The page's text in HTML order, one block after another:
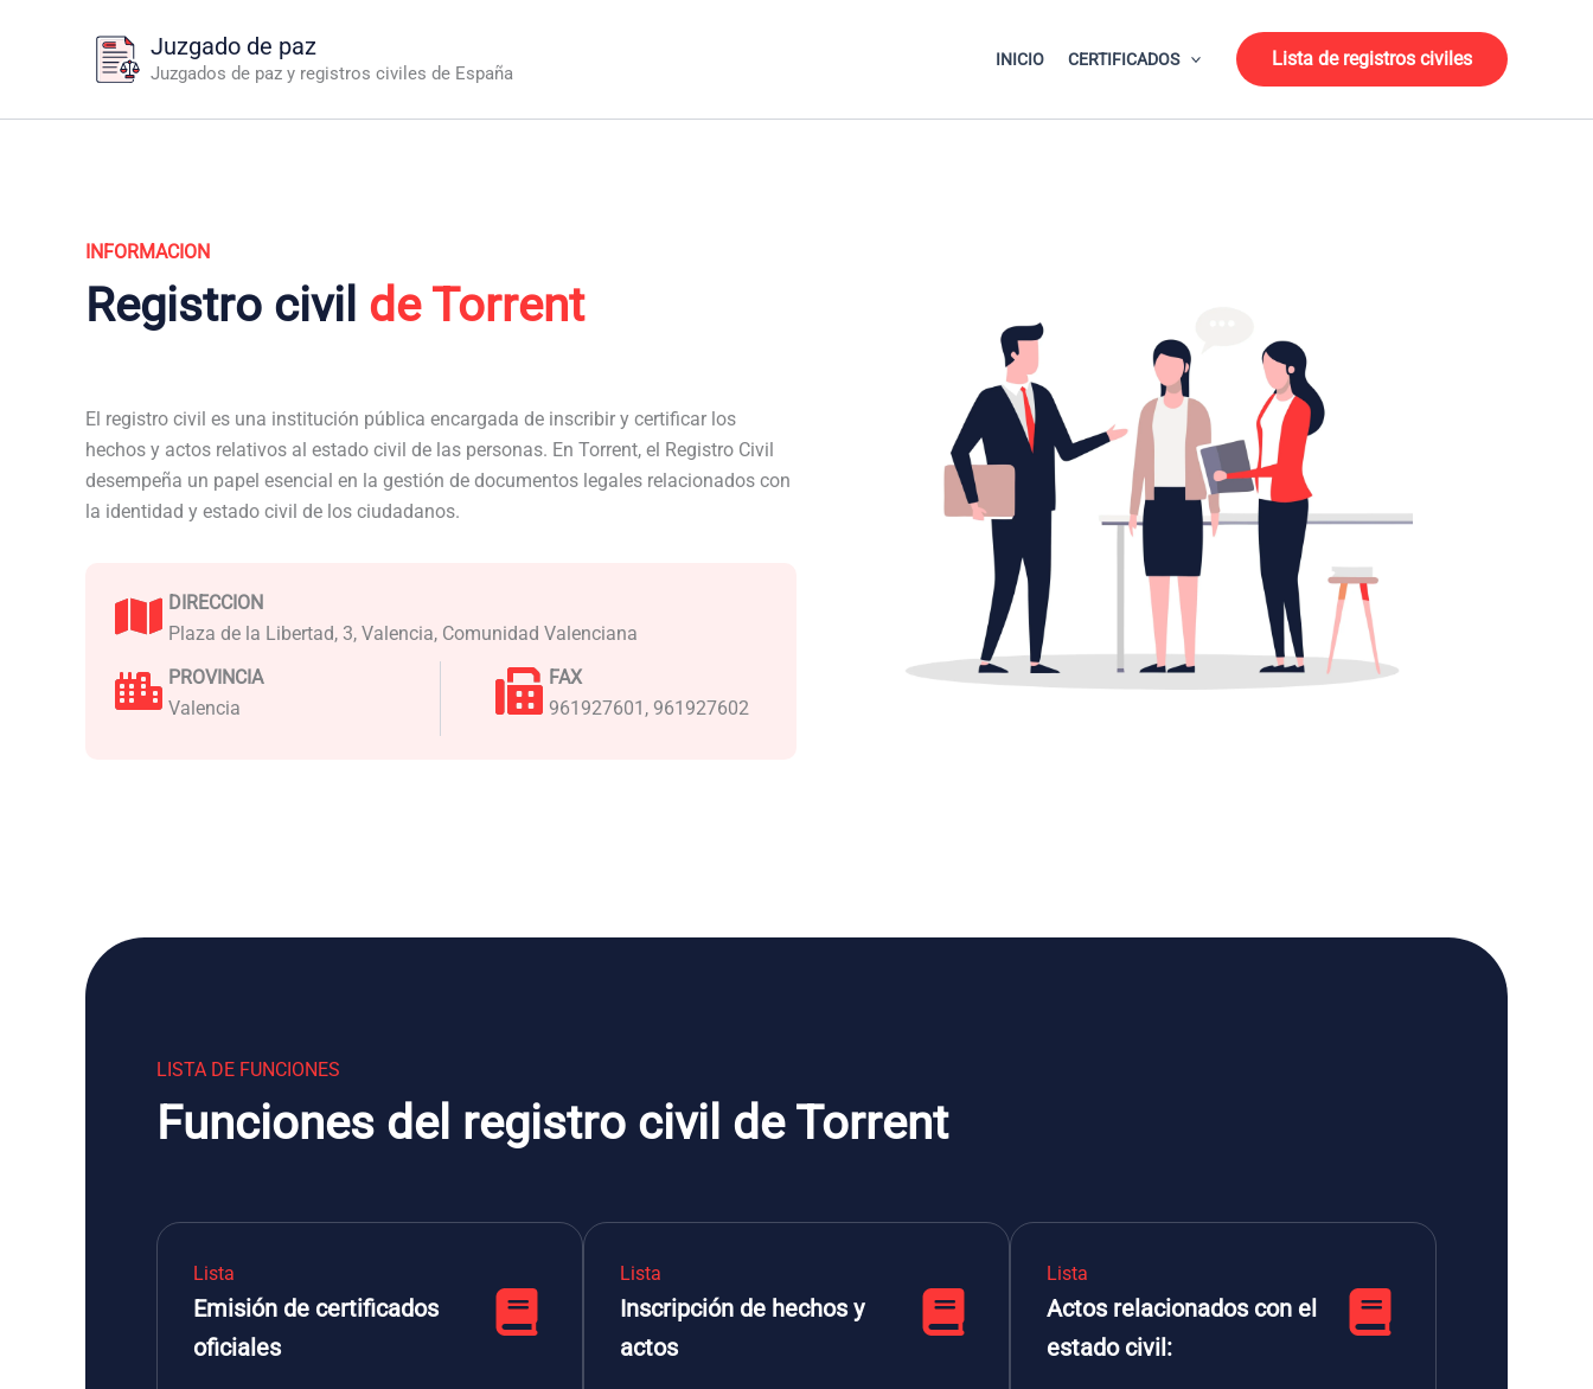
Juzgado de paz
Juzgados de paz y registros civiles de España
INICIO CERTIFICADOS Lista de registros civiles
INFORMACION
Registro civil de Torrent
El registro civil es una institución pública encargada de inscribir y certificar los
hechos y actos relativos al estado civil de las personas. En Torrent, el Registro Civil
desempeña un papel esencial en la gestión de documentos legales relacionados con
la identidad y estado civil de los ciudadanos.
DIRECCION
Plaza de la Libertad, 3, Valencia, Comunidad Valenciana
PROVINCIA
Valencia
FAX
961927601, 961927602
LISTA DE FUNCIONES
Funciones del registro civil de Torrent
Lista
Emisión de certificados
oficiales
Lista
Inscripción de hechos y
actos
Lista
Actos relacionados con el
estado civil: